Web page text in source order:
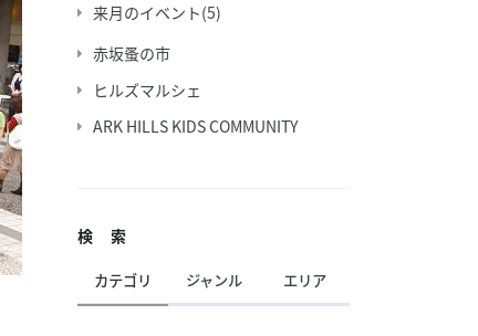
来月のイベント(5)
赤坂蚤の市
ヒルズマルシェ
ARK HILLS KIDS COMMUNITY
検 索
カテゴリ ジャンル エリア